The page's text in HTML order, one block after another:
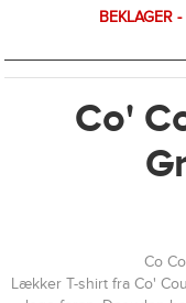
BEKLAGER
Co'
Co
Lækker T-shirt fra Co'